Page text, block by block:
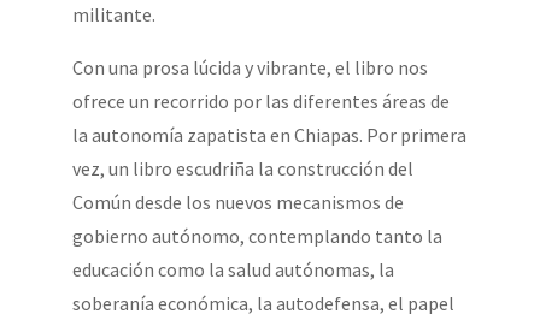
militante.
Con una prosa lúcida y vibrante, el libro nos
ofrece un recorrido por las diferentes áreas de
la autonomía zapatista en Chiapas. Por primera
vez, un libro escudriña la construcción del
Común desde los nuevos mecanismos de
gobierno autónomo, contemplando tanto la
educación como la salud autónomas, la
soberanía económica, la autodefensa, el papel